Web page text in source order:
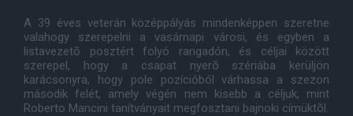
A 39 éves veterán középpályás mindenképpen szeretne
valahogy szerepelni a vasárnapi városi, és egyben a
listavezetõ posztért folyó rangadón, és céljai között
szerepel, hogy a csapat nyerõ szériába kerüljön
karácsonyra, hogy pole pozícióból várhassa a szezon
második felét, amely végén nem kisebb a céljuk, mint
Roberto Mancini tanítványait megfosztani bajnoki címüktõl.